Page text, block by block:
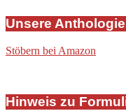
Unsere
Stöbern bei Amazon
Hinweis zu